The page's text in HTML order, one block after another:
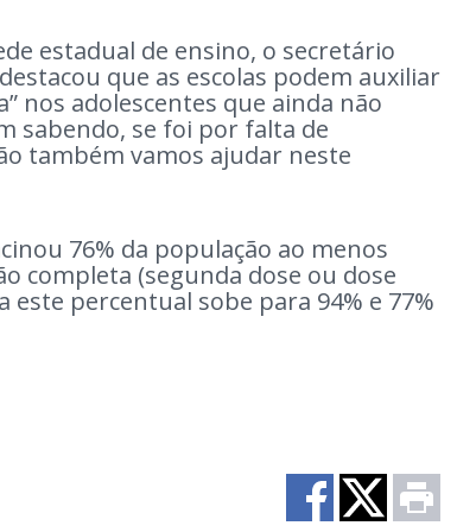
estadual de ensino, o secretário
que as escolas podem auxiliar
nos adolescentes que ainda não
sabendo, se foi por falta de
também vamos ajudar neste
76% da população ao menos
completa (segunda dose ou dose
este percentual sobe para 94% e 77%